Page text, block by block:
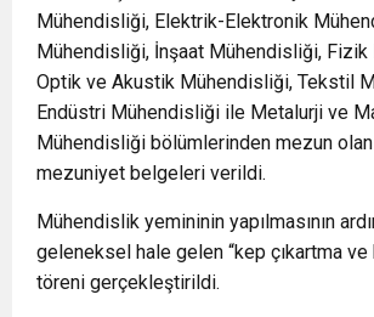
Mühendisliği, Elektrik-Elektronik
Mühendisliği, İnşaat Mühendisliği,
Optik ve Akustik Mühendisliği, Tekstil
Endüstri Mühendisliği ile Metalurji ve
Mühendisliği bölümlerinden mezun
mezuniyet belgeleri verildi.
Mühendislik yemininin yapılmasının
geleneksel hale gelen “kep çıkartma ve
töreni gerçekleştirildi.